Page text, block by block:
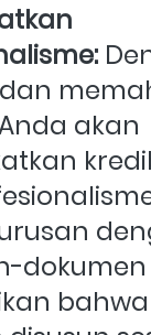
akan
dokumen